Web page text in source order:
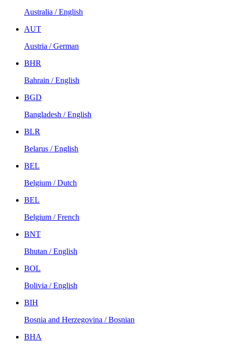
Australia / English
AUT
Austria / German
BHR
Bahrain / English
BGD
Bangladesh / English
BLR
Belarus / English
BEL
Belgium / Dutch
BEL
Belgium / French
BNT
Bhutan / English
BOL
Bolivia / English
BIH
Bosnia and Herzegovina / Bosnian
BHA